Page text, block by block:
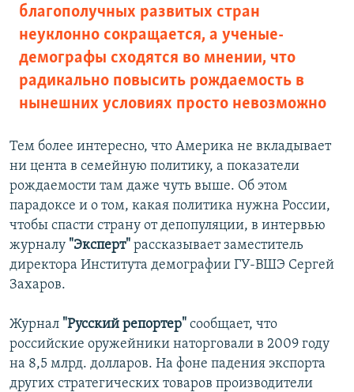
благополучных развитых стран
неуклонно сокращается, а ученые-
демографы сходятся во мнении, что
радикально повысить рождаемость в
нынешних условиях просто невозможно
Тем более интересно, что Америка не вкладывает
ни цента в семейную политику, а показатели
рождаемости там даже чуть выше. Об этом
парадоксе и о том, какая политика нужна России,
чтобы спасти страну от депопуляции, в интервью
журналу "Эксперт" рассказывает заместитель
директора Института демографии ГУ-ВШЭ Сергей
Захаров.
Журнал "Русский репортер" сообщает, что
российские оружейники наторговали в 2009 году
на 8,5 млрд. долларов. На фоне падения экспорта
других стратегических товаров производители